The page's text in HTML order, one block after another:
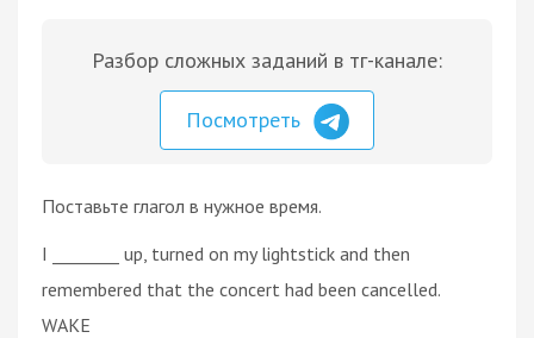
Разбор сложных заданий в тг-канале:
Посмотреть
Поставьте глагол в нужное время.
I ________ up, turned on my lightstick and then
remembered that the concert had been cancelled.
WAKE